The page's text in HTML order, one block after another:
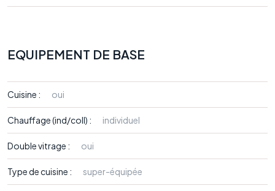
EQUIPEMENT DE BASE
Cuisine : oui
Chauffage (ind/coll) : individuel
Double vitrage : oui
Type de cuisine : super-équipée